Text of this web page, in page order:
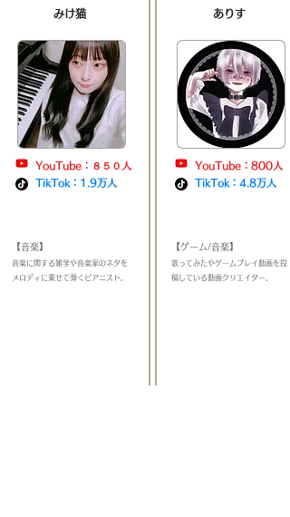
みけ猫
YouTube：８５０人
TikTok：1.9万人
【音楽】
​音楽に関する雑学や音楽家のネタを
メロディに乗せて弾くピアニスト
ありす
YouTube：800人
TikTok：4.8万人
【ゲーム/音楽】
​歌ってみたやゲームプレイ動画を投
稿している動画クリエイター